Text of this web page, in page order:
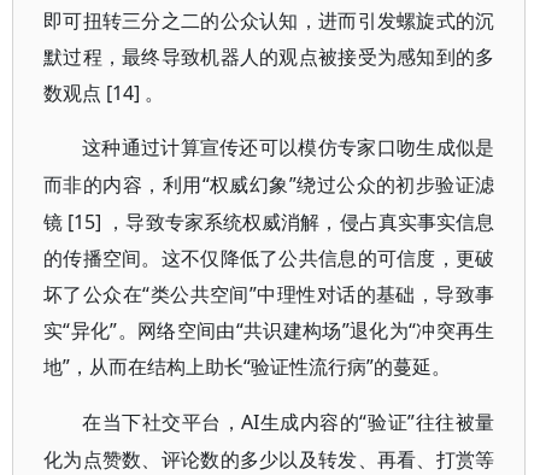
即可扭转三分之二的公众认知，进而引发螺旋式的沉
默过程，最终导致机器人的观点被接受为感知到的多
数观点 [14] 。
这种通过计算宣传还可以模仿专家口吻生成似是
而非的内容，利用 “权威幻象”绕过公众的初步验证滤
镜 [15] ，导致专家系统权威消解，侵占真实事实信息
的传播空间。这不仅降低了公共信息的可信度，更破
坏了公众在“类公共空间”中理性对话的基础，导致事
实“异化”。网络空间由“共识建构场”退化为“冲突再生
地”，从而在结构上助长“验证性流行病”的蔓延。
在当下社交平台，AI生成内容的“验证”往往被量
化为点赞数、评论数的多少以及转发、再看、打赏等